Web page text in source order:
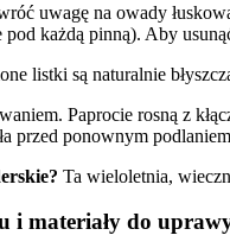
uwagę na owady
każdą pinną). Aby
listki są naturalnie
Paprocie rosną z
przed ponownym
Ta wieloletnia,
i materiały do